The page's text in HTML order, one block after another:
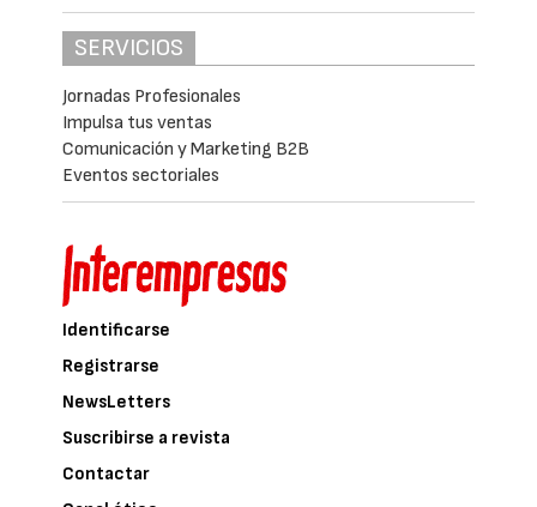
SERVICIOS
Jornadas Profesionales
Impulsa tus ventas
Comunicación y Marketing B2B
Eventos sectoriales
Identificarse
Registrarse
NewsLetters
Suscribirse a revista
Contactar